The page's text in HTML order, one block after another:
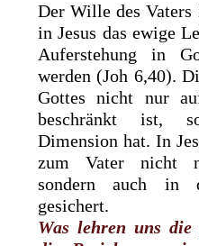
Der Wille des Vaters
in Jesus das ewige
Auferstehung in
werden (Joh 6,40).
Gottes nicht nur
beschränkt ist,
Dimension hat. In
zum Vater nicht
sondern auch in
gesichert.
Was lehren uns die